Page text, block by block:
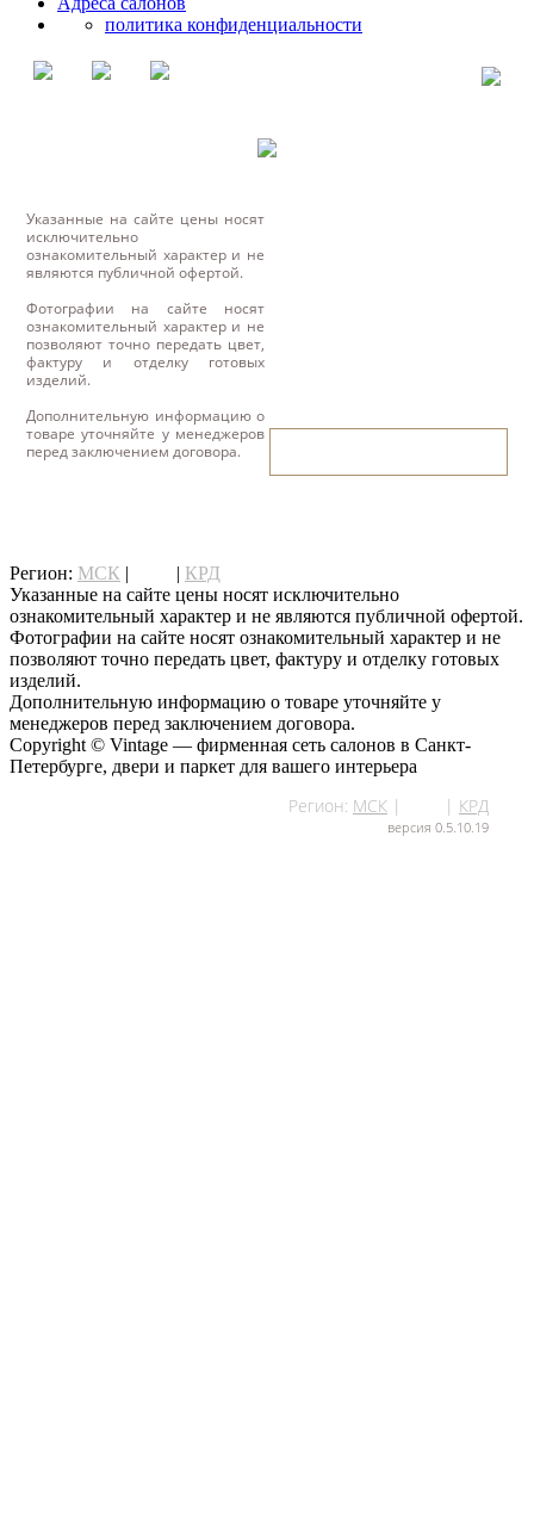
политика конфиденциальности
Указанные на сайте цены носят
исключительно
ознакомительный характер и не
являются публичной офертой.
Фотографии на сайте носят
ознакомительный характер и не
позволяют точно передать цвет,
фактуру и отделку готовых
изделий.
Дополнительную информацию о
товаре уточняйте у менеджеров
перед заключением договора.
Регион: МСК | | КРД
Указанные на сайте цены носят исключительно
ознакомительный характер и не являются публичной офертой.
Фотографии на сайте носят ознакомительный характер и не
позволяют точно передать цвет, фактуру и отделку готовых
изделий.
Дополнительную информацию о товаре уточняйте у
менеджеров перед заключением договора.
Copyright © Vintage — фирменная сеть салонов в Санкт-
Петербурге, двери и паркет для вашего интерьера
Регион: МСК | | КРД
версия 0.5.10.19